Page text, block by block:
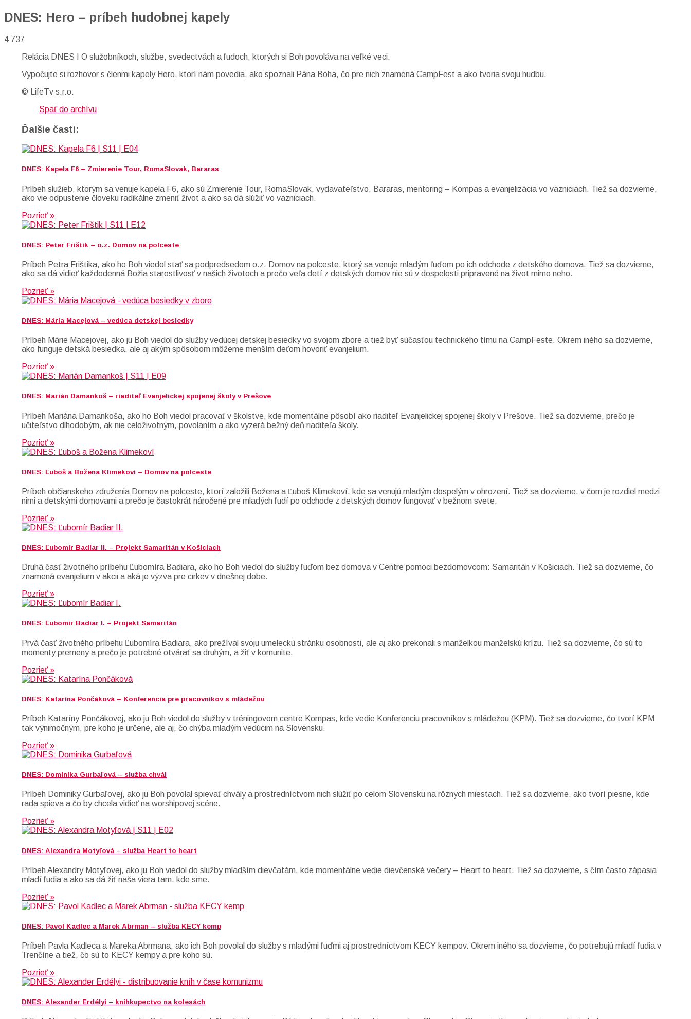
DNES: Hero – príbeh hudobnej kapely
4 737
Relácia DNES I O služobníkoch, službe, svedectvách a ľudoch, ktorých si Boh povoláva na veľké veci.
Vypočujte si rozhovor s členmi kapely Hero, ktorí nám povedia, ako spoznali Pána Boha, čo pre nich znamená CampFest a ako tvoria svoju hudbu.
© LifeTv s.r.o.
Späť do archívu
Ďalšie časti:
DNES: Kapela F6 – Zmierenie Tour, RomaSlovak, Bararas
Príbeh služieb, ktorým sa venuje kapela F6, ako sú Zmierenie Tour, RomaSlovak, vydavateľstvo, Bararas, mentoring – Kompas a evanjelizácia vo väzniciach. Tiež sa dozvieme,
ako vie odpustenie človeku radikálne zmeniť život a ako sa dá slúžiť vo väzniciach.
Pozrieť »
DNES: Peter Frištik – o.z. Domov na polceste
Príbeh Petra Frištika, ako ho Boh viedol stať sa podpredsedom o.z. Domov na polceste, ktorý sa venuje mladým ľuďom po ich odchode z detského domova. Tiež sa dozvieme,
ako sa dá vidieť každodenná Božia starostlivosť v našich životoch a prečo veľa detí z detských domov nie sú v dospelosti pripravené na život mimo neho.
Pozrieť »
DNES: Mária Macejová – vedúca detskej besiedky
Príbeh Márie Macejovej, ako ju Boh viedol do služby vedúcej detskej besiedky vo svojom zbore a tiež byť súčasťou technického tímu na CampFeste. Okrem iného sa dozvieme,
ako funguje detská besiedka, ale aj akým spôsobom môžeme menším deťom hovoriť evanjelium.
Pozrieť »
DNES: Marián Damankoš – riaditeľ Evanjelickej spojenej školy v Prešove
Príbeh Mariána Damankoša, ako ho Boh viedol pracovať v školstve, kde momentálne pôsobí ako riaditeľ Evanjelickej spojenej školy v Prešove. Tiež sa dozvieme, prečo je
učiteľstvo dlhodobým, ak nie celoživotným, povolaním a ako vyzerá bežný deň riaditeľa školy.
Pozrieť »
DNES: Ľuboš a Božena Klimekoví – Domov na polceste
Príbeh občianskeho združenia Domov na polceste, ktorí založili Božena a Ľuboš Klimekoví, kde sa venujú mladým dospelým v ohrození. Tiež sa dozvieme, v čom je rozdiel medzi
nimi a detskými domovami a prečo je častokrát náročené pre mladých ľudí po odchode z detských domov fungovať v bežnom svete.
Pozrieť »
DNES: Ľubomír Badiar II. – Projekt Samaritán v Košiciach
Druhá časť životného príbehu Ľubomíra Badiara, ako ho Boh viedol do služby ľuďom bez domova v Centre pomoci bezdomovcom: Samaritán v Košiciach. Tiež sa dozvieme, čo
znamená evanjelium v akcii a aká je výzva pre cirkev v dnešnej dobe.
Pozrieť »
DNES: Ľubomír Badiar I. – Projekt Samaritán
Prvá časť životného príbehu Ľubomíra Badiara, ako prežíval svoju umeleckú stránku osobnosti, ale aj ako prekonali s manželkou manželskú krízu. Tiež sa dozvieme, čo sú to
momenty premeny a prečo je potrebné otvárať sa druhým, a žiť v komunite.
Pozrieť »
DNES: Katarína Pončáková – Konferencia pre pracovníkov s mládežou
Príbeh Kataríny Pončákovej, ako ju Boh viedol do služby v tréningovom centre Kompas, kde vedie Konferenciu pracovníkov s mládežou (KPM). Tiež sa dozvieme, čo tvorí KPM
tak výnimočným, pre koho je určené, ale aj, čo chýba mladým vedúcim na Slovensku.
Pozrieť »
DNES: Dominika Gurbaľová – služba chvál
Príbeh Dominiky Gurbaľovej, ako ju Boh povolal spievať chvály a prostredníctvom nich slúžiť po celom Slovensku na rôznych miestach. Tiež sa dozvieme, ako tvorí piesne, kde
rada spieva a čo by chcela vidieť na worshipovej scéne.
Pozrieť »
DNES: Alexandra Motyľová – služba Heart to heart
Príbeh Alexandry Motyľovej, ako ju Boh viedol do služby mladším dievčatám, kde momentálne vedie dievčenské večery – Heart to heart. Tiež sa dozvieme, s čím často zápasia
mladí ľudia a ako sa dá žiť naša viera tam, kde sme.
Pozrieť »
DNES: Pavol Kadlec a Marek Abrman – služba KECY kemp
Príbeh Pavla Kadleca a Mareka Abrmana, ako ich Boh povolal do služby s mladými ľuďmi aj prostredníctvom KECY kempov. Okrem iného sa dozvieme, čo potrebujú mladí ľudia v
Trenčíne a tiež, čo sú to KECY kempy a pre koho sú.
Pozrieť »
DNES: Alexander Erdélyi – kníhkupectvo na kolesách